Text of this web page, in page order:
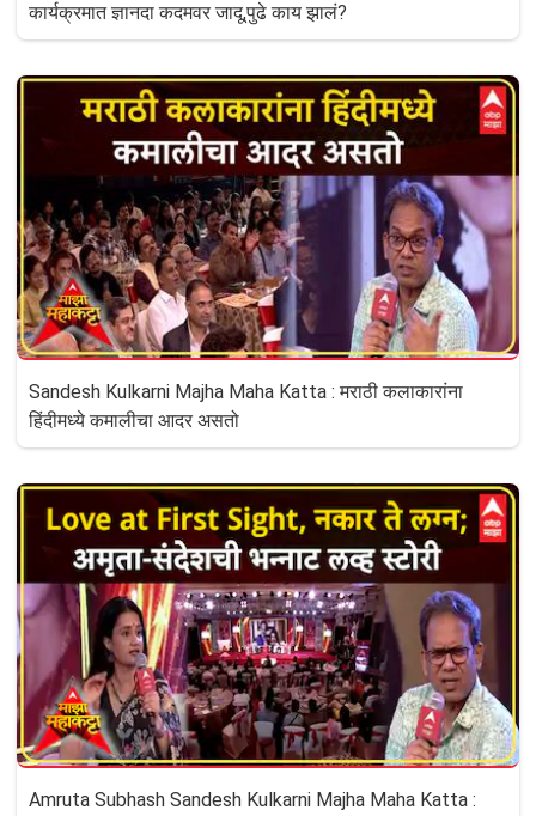
कार्यक्रमात ज्ञानदा कदमवर जादू,पुढे काय झालं?
Sandesh Kulkarni Majha Maha Katta : मराठी कलाकारांना
हिंदीमध्ये कमालीचा आदर असतो
Amruta Subhash Sandesh Kulkarni Majha Maha Katta :